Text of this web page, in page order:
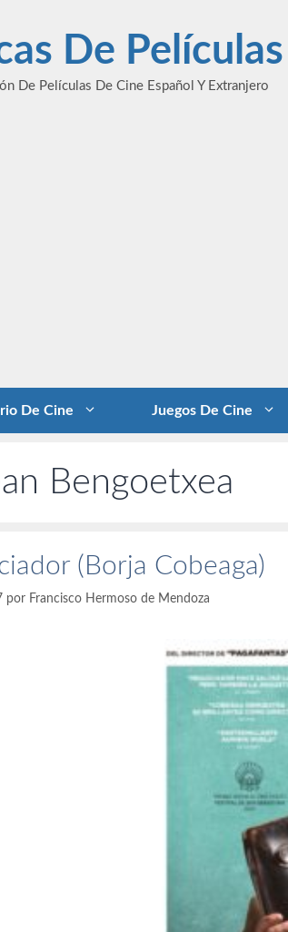
De
De Películas De Cine Español Y Extranjero
De Cine Juegos De Cine
Bengoetxea
(Borja Cobeaga)
por Francisco Hermoso de Mendoza